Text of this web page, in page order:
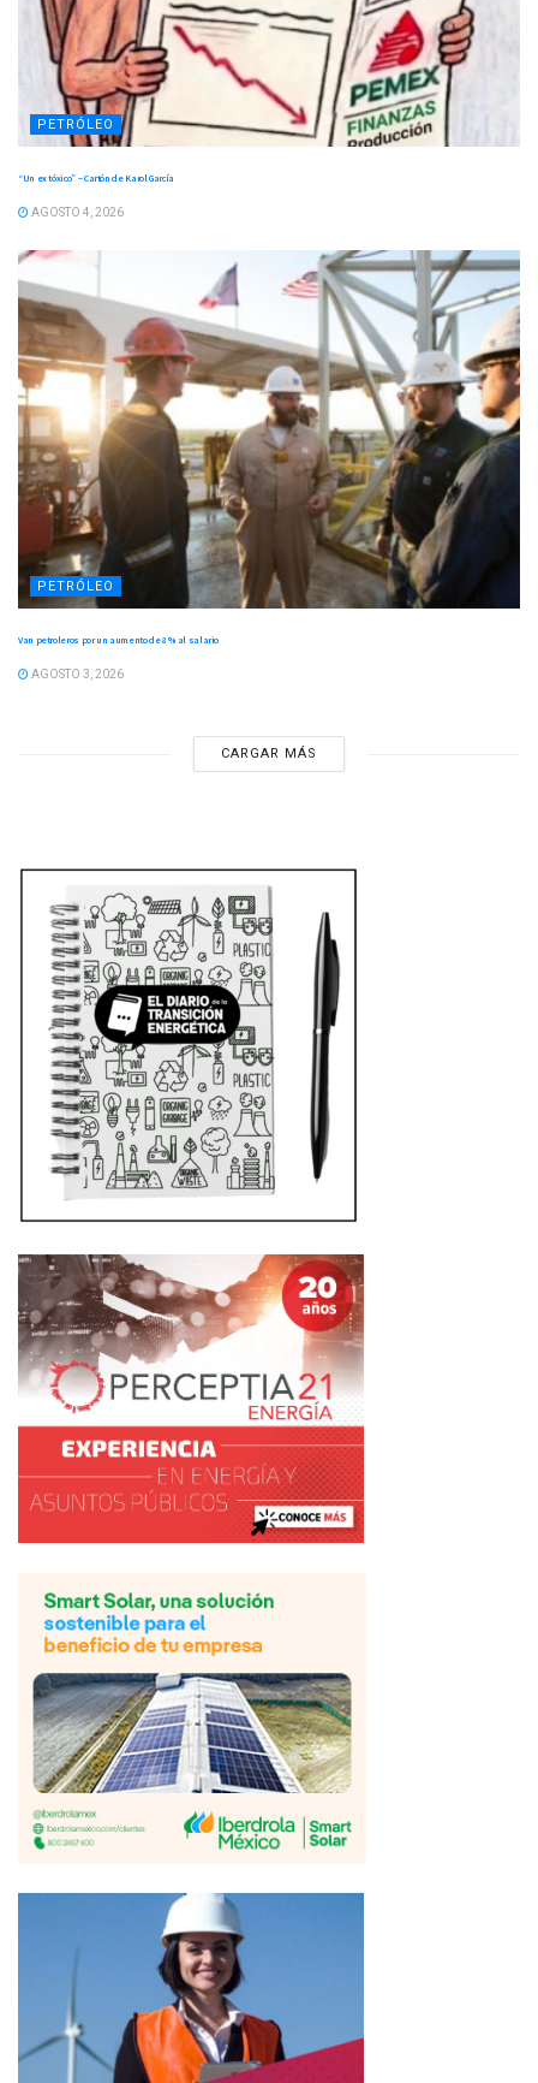
PETRÓLEO
“Un ex tóxico” – Cartón de Karol García
AGOSTO 4, 2026
PETRÓLEO
Van petroleros por un aumento de 8 % al salario
AGOSTO 3, 2026
CARGAR MÁS